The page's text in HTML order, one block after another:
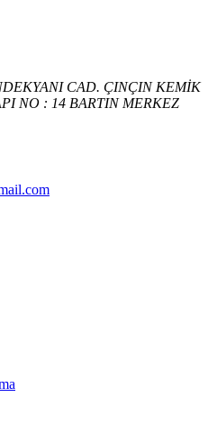
CAD. ÇINÇIN KEMİK
NO : 14 BARTIN MERKEZ